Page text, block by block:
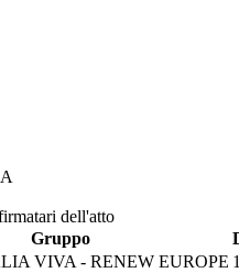
dell'atto
Gruppo
VIVA - RENEW EUROPE